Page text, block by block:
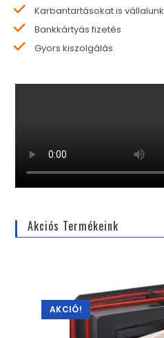
Karbantartásokat is vállalunk
Bankkártyás fizetés
Gyors kiszolgálás
Akciós Termékeink
AKCIÓ!